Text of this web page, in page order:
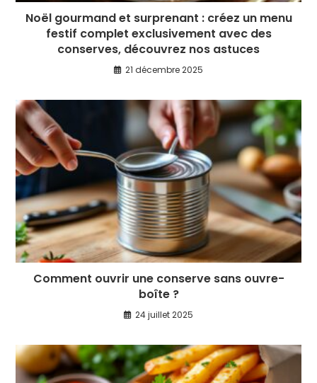
Noël gourmand et surprenant : créez un menu
festif complet exclusivement avec des
conserves, découvrez nos astuces
21 décembre 2025
Comment ouvrir une conserve sans ouvre-
boîte ?
24 juillet 2025